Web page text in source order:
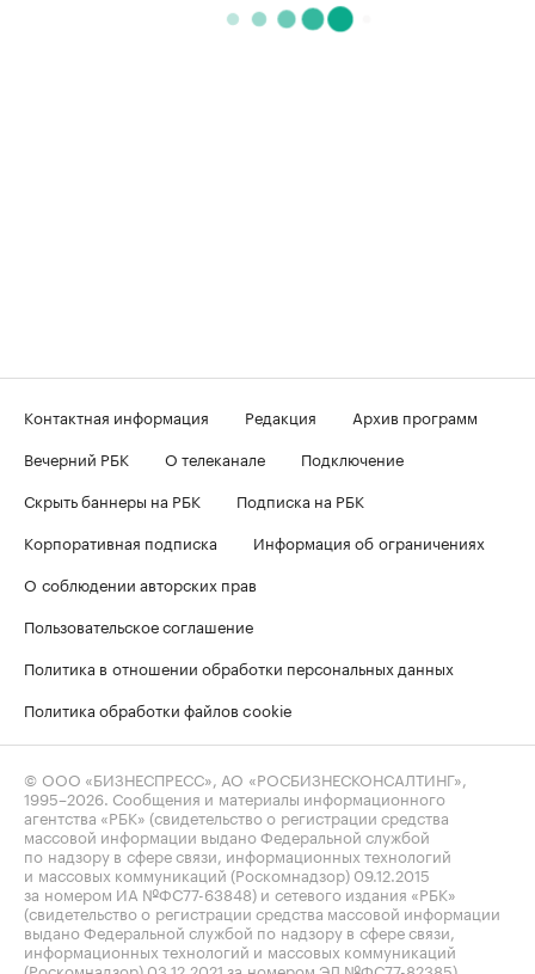
Контактная информация Редакция
Архив программ
Вечерний РБК
О телеканале
Подключение
Скрыть баннеры на РБК
Подписка на РБК
Корпоративная подписка
Информация об ограничениях
О соблюдении авторских прав
Пользовательское соглашение
Политика в отношении обработки персональных данных
Политика обработки файлов cookie
© ООО «БИЗНЕСПРЕСС», АО «РОСБИЗНЕСКОНСАЛТИНГ»,
1995–2026 . Сообщения и материалы информационного
агентства «РБК» (свидетельство о регистрации средства
массовой информации выдано Федеральной службой
по надзору в сфере связи, информационных технологий
и массовых коммуникаций (Роскомнадзор) 09.12.2015
за номером ИА №ФС77-63848) и сетевого издания «РБК»
(свидетельство о регистрации средства массовой информации
выдано Федеральной службой по надзору в сфере связи,
информационных технологий и массовых коммуникаций
(Роскомнадзор) 03.12.2021 за номером ЭЛ №ФС77-82385)